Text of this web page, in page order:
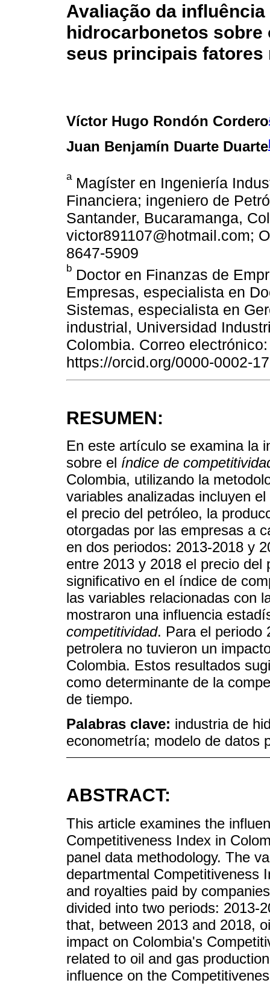
Avaliação da
hidrocarbonetos sobre
seus principais fatores
Víctor Hugo Rondón Cordero
Juan Benjamín Duarte Duarte
aMagíster en Ingeniería
Financiera; ingeniero de
Santander, Bucaramanga,
victor891107@hotmail.com;
8647-5909
b Doctor en Finanzas de
Empresas, especialista en
Sistemas, especialista en
industrial, Universidad
Colombia. Correo
https://orcid.org/0000-0002-
RESUMEN:
En este artículo se examina la
sobre el índice de
Colombia, utilizando la
variables analizadas incluyen el
el precio del petróleo, la
otorgadas por las empresas a
en dos periodos: 2013-2018 y
entre 2013 y 2018 el precio
significativo en el índice de
las variables relacionadas con
mostraron una influencia
competitividad. Para el periodo
petrolera no tuvieron un
Colombia. Estos resultados
como determinante de la
de tiempo.
Palabras clave: industria de
econometría; modelo de datos
ABSTRACT:
This article examines the
Competitiveness Index in
panel data methodology. The
departmental Competitiveness
and royalties paid by
divided into two periods: 2013-
that, between 2013 and 2018,
impact on Colombia's
related to oil and gas
influence on the